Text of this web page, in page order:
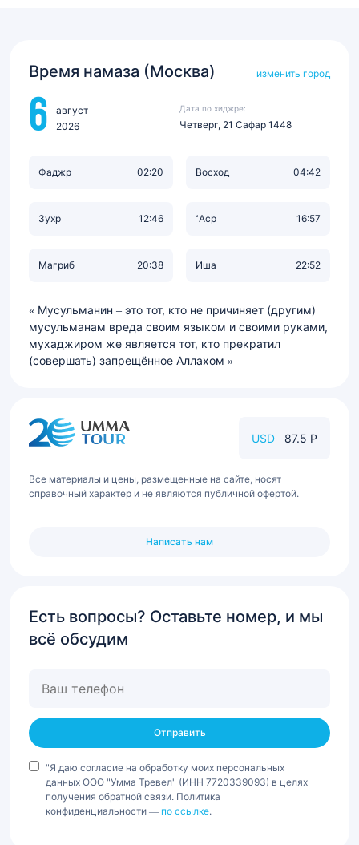
Время намаза (Москва) изменить город
6
август
2026
Дата по хиджре:
Четверг, 21 Сафар 1448
Фаджр 02:20 Восход 04:42
Зухр 12:46 ‘Аср 16:57
Магриб 20:38 Иша 22:52
Мусульманин – это тот, кто не причиняет (другим)
мусульманам вреда своим языком и своими руками,
мухаджиром же является тот, кто прекратил
(совершать) запрещённое Аллахом
USD 87.5 Р
Все материалы и цены, размещенные на сайте, носят
справочный характер и не являются публичной офертой.
Написать нам
Есть вопросы? Оставьте номер, и мы
всё обсудим
телефон
"Я даю согласие на обработку моих персональных
данных ООО "Умма Тревел" (ИНН 7720339093) в целях
получения обратной связи. Политика
конфиденциальности — по ссылке.